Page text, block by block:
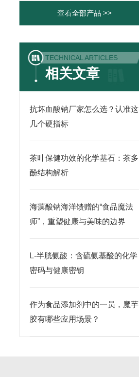
查看全部产品 >>
TECHNICAL ARTICLES
相关文章
抗坏血酸钠厂家怎么选？认准这
几个硬指标
茶叶保健功效的化学基石：茶多
酚结构解析
海藻酸钠海洋馈赠的“食品魔法
师”，重塑健康与美味的边界
L-半胱氨酸：含硫氨基酸的化学
密码与健康密钥
作为食品添加剂中的一员，魔芋
胶有哪些应用场景？